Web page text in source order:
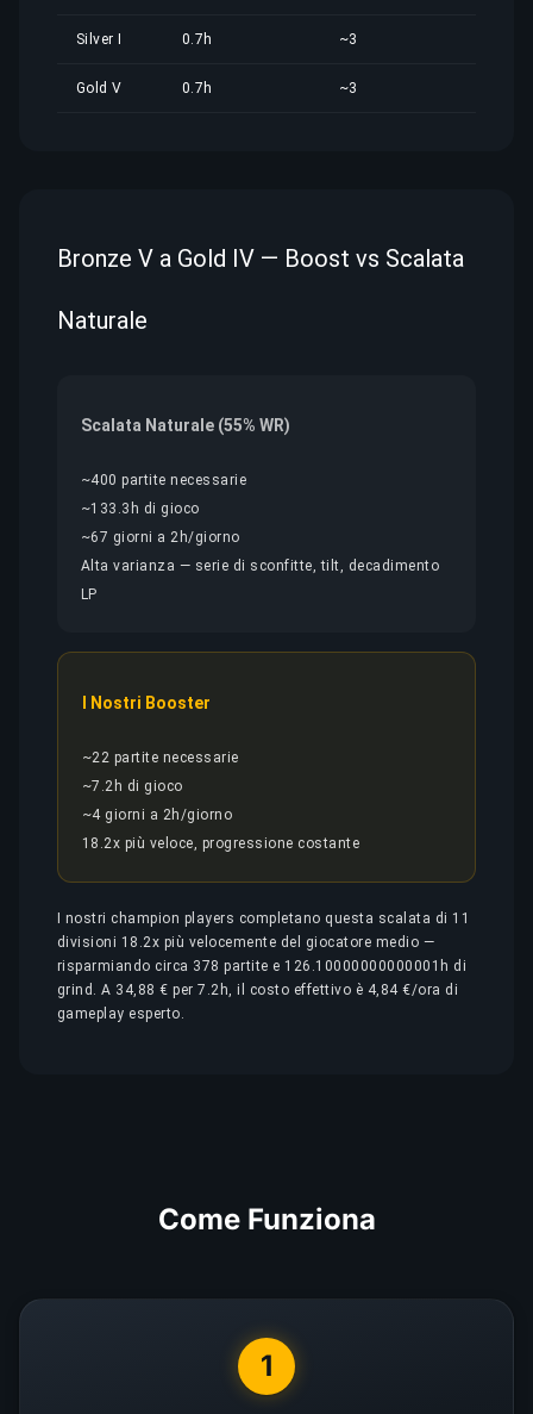
Silver I 0.7h ~3
Gold V 0.7h ~3
Bronze V a Gold IV — Boost vs Scalata
Naturale
Scalata Naturale (55% WR)
~400 partite necessarie
~133.3h di gioco
~67 giorni a 2h/giorno
Alta varianza — serie di sconfitte, tilt, decadimento
LP
I Nostri Booster
~22 partite necessarie
~7.2h di gioco
~4 giorni a 2h/giorno
18.2x più veloce, progressione costante
I nostri champion players completano questa scalata di 11
divisioni 18.2x più velocemente del giocatore medio —
risparmiando circa 378 partite e 126.10000000000001h di
grind. A 34,88 € per 7.2h, il costo effettivo è 4,84 €/ora di
gameplay esperto.
Come Funziona
1